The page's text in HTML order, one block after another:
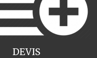
DEVIS